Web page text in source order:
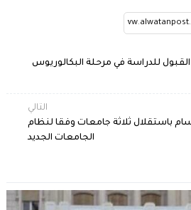
للدراسة في مرحلة البكالوريوس
التالي
باستقلال ثلاثة جامعات وفقا لنظام
الجامعات الجديد